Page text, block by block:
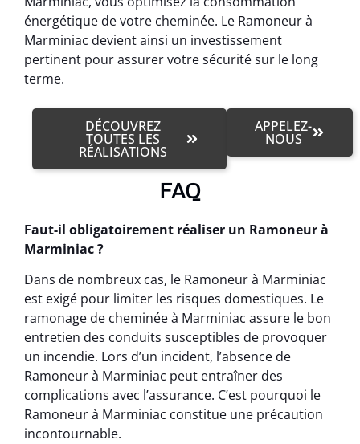
énergétique de votre cheminée. Le Ramoneur à
Marminiac devient ainsi un investissement
pertinent pour assurer votre sécurité sur le long
terme.
DÉCOUVREZ
TOUTES LES
RÉALISATIONS
APPELEZ-
NOUS
FAQ
Faut-il obligatoirement réaliser un Ramoneur à
Marminiac ?
Dans de nombreux cas, le Ramoneur à Marminiac
est exigé pour limiter les risques domestiques. Le
ramonage de cheminée à Marminiac assure le bon
entretien des conduits susceptibles de provoquer
un incendie. Lors d’un incident, l’absence de
Ramoneur à Marminiac peut entraîner des
complications avec l’assurance. C’est pourquoi le
Ramoneur à Marminiac constitue une précaution
incontournable.